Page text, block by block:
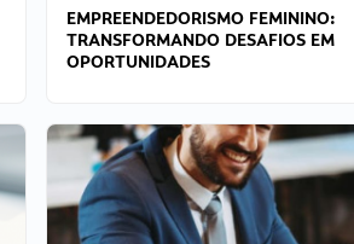
EMPREENDEDORISMO FEMININO:
TRANSFORMANDO DESAFIOS EM
OPORTUNIDADES